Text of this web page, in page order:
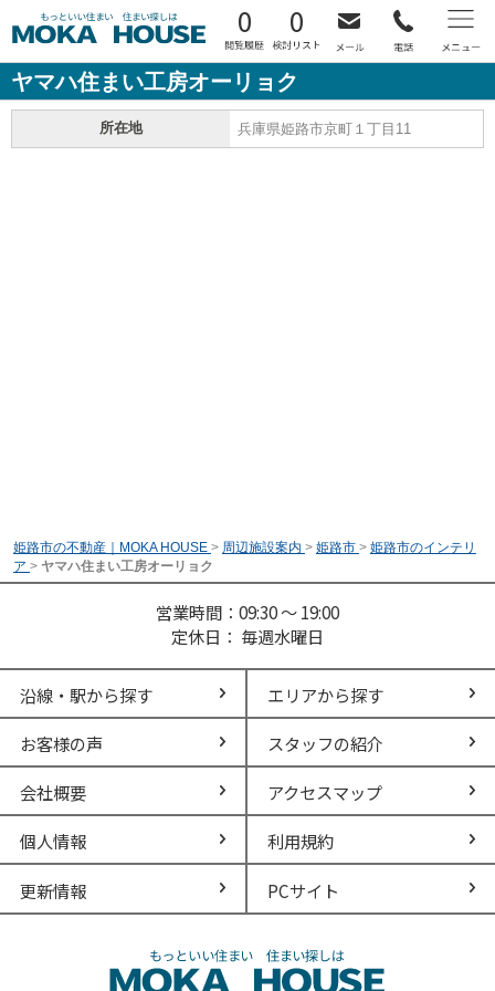
0 0
ヤマハ住まい工房オーリョク
所在地 兵庫県姫路市京町１丁目11
姫路市の不動産｜MOKA HOUSE > 周辺施設案内 > 姫路市 > 姫路市のインテリ
ア > ヤマハ住まい工房オーリョク
営業時間：09:30 ～ 19:00
定休日： 毎週水曜日
沿線・駅から探す エリアから探す
お客様の声 スタッフの紹介
会社概要 アクセスマップ
個人情報 利用規約
更新情報 PCサイト